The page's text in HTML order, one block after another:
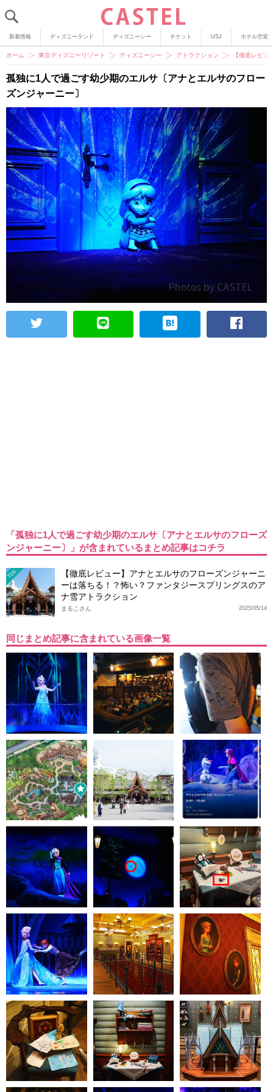
新着情報 ディズニーランド ディズニーシー チケット USJ ホテル空室
ホーム 東京ディズニーリゾート ディズニーシー アトラクション 【徹底レビ
孤独に1人で過ごす幼少期のエルサ〔アナとエルサのフロー
ズンジャーニー〕
「孤独に1人で過ごす幼少期のエルサ〔アナとエルサのフローズ
ンジャーニー〕」が含まれているまとめ記事はコチラ
TDS
【徹底レビュー】アナとエルサのフローズンジャーニ
ーは落ちる！？怖い？ファンタジースプリングスのア
ナ雪アトラクション
2025/05/14
まるこさん
同じまとめ記事に含まれている画像一覧